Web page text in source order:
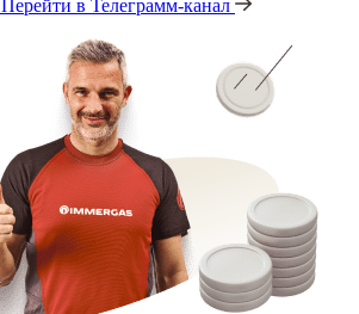
Перейти в Телеграмм-канал